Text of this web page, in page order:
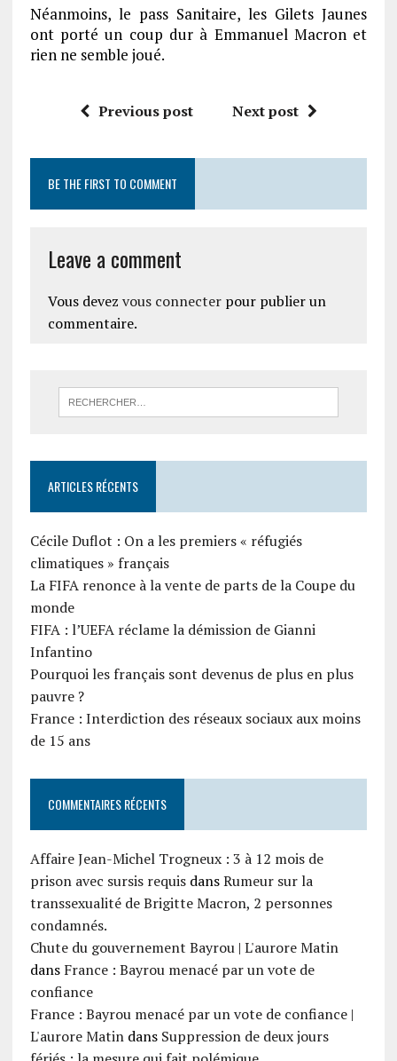
Néanmoins, le pass Sanitaire, les Gilets Jaunes
ont porté un coup dur à Emmanuel Macron et
rien ne semble joué.
Previous post Next post
BE THE FIRST TO COMMENT
Leave a comment
Vous devez vous connecterpour publier un
commentaire.
ARTICLES RÉCENTS
Cécile Duflot : On a les premiers « réfugiés
climatiques » français
La FIFA renonce à la vente de parts de la Coupe du
monde
FIFA : l’UEFA réclame la démission de Gianni
Infantino
Pourquoi les français sont devenus de plus en plus
pauvre ?
France : Interdiction des réseaux sociaux aux moins
de 15 ans
COMMENTAIRES RÉCENTS
Affaire Jean-Michel Trogneux : 3 à 12 mois de
prison avec sursis requisdansRumeur sur la
transsexualité de Brigitte Macron, 2 personnes
condamnés.
Chute du gouvernement Bayrou | L'aurore Matin
dans France : Bayrou menacé par un vote de
confiance
France : Bayrou menacé par un vote de confiance |
L'aurore Matindans Suppression de deux jours